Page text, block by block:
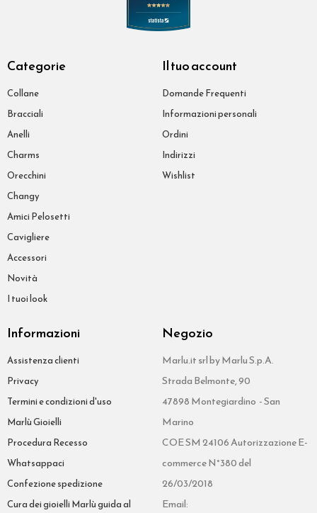
Categorie
Collane
Bracciali
Anelli
Charms
Orecchini
Changy
Amici Pelosetti
Cavigliere
Accessori
Novità
I tuoi look
Il tuo account
Domande Frequenti
Informazioni personali
Ordini
Indirizzi
Wishlist
Informazioni
Assistenza clienti
Privacy
Termini e condizioni d'uso
Marlù Gioielli
Procedura Recesso
Whatsappaci
Confezione spedizione
Cura dei gioielli Marlù guida al
Negozio
Marlu.it srl by Marlu S.p.A.
Strada Belmonte, 90
47898 Montegiardino - San
Marino
COE SM 24106 Autorizzazione E-
commerce N°380 del
26/03/2018
Email: